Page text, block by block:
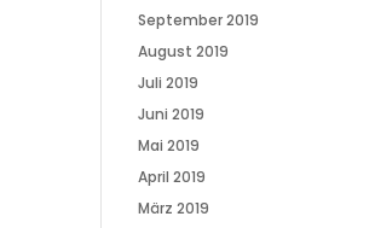
September 2019
August 2019
Juli 2019
Juni 2019
Mai 2019
April 2019
März 2019